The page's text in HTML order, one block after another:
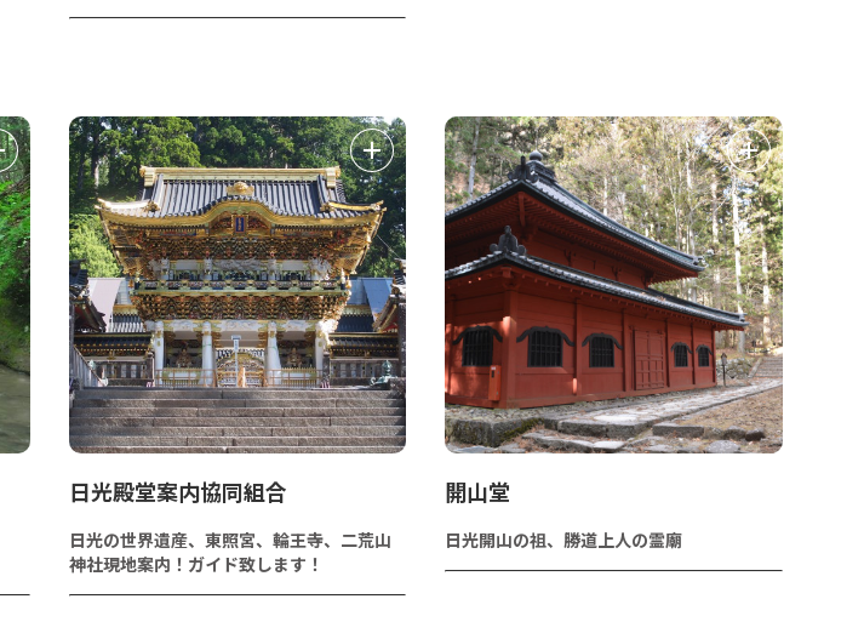
日光殿堂案内協同組合
日光の世界遺産、東照宮、輪王寺、二荒山
神社現地案内！ガイド致します！
開山堂
日光開山の祖、勝道上人の霊廟